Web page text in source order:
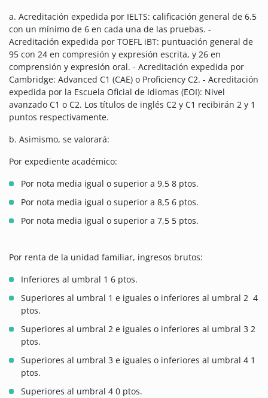
a. Acreditación expedida por IELTS: calificación general de 6.5
con un mínimo de 6 en cada una de las pruebas. -
Acreditación expedida por TOEFL iBT: puntuación general de
95 con 24 en compresión y expresión escrita, y 26 en
comprensión y expresión oral. - Acreditación expedida por
Cambridge: Advanced C1 (CAE) o Proficiency C2. - Acreditación
expedida por la Escuela Oficial de Idiomas (EOI): Nivel
avanzado C1 o C2. Los títulos de inglés C2 y C1 recibirán 2 y 1
puntos respectivamente.
b. Asimismo, se valorará:
Por expediente académico:
Por nota media igual o superior a 9,5 8 ptos.
Por nota media igual o superior a 8,5 6 ptos.
Por nota media igual o superior a 7,5 5 ptos.
Por renta de la unidad familiar, ingresos brutos:
Inferiores al umbral 1 6 ptos.
Superiores al umbral 1 e iguales o inferiores al umbral 2 4
ptos.
Superiores al umbral 2 e iguales o inferiores al umbral 3 2
ptos.
Superiores al umbral 3 e iguales o inferiores al umbral 4 1
ptos.
Superiores al umbral 4 0 ptos.